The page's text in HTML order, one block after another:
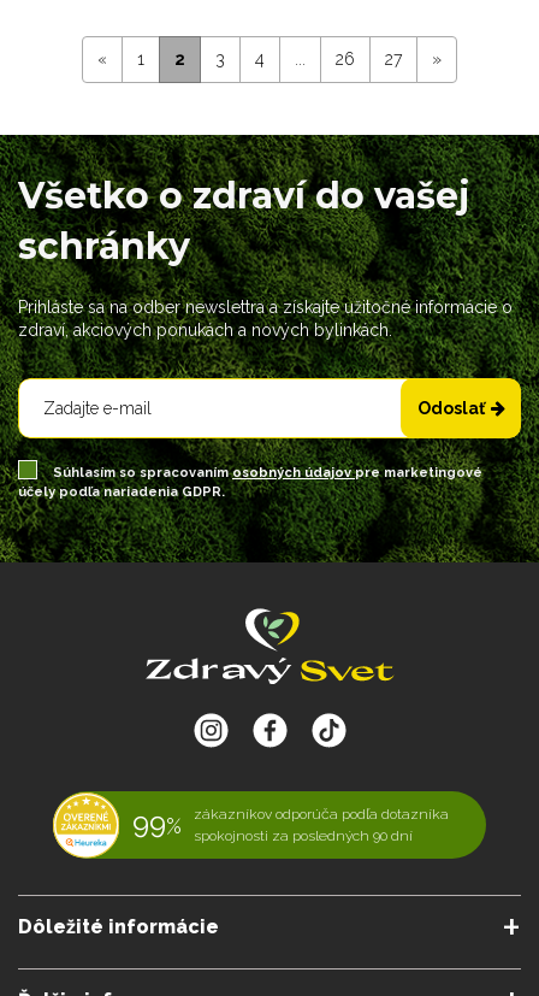
« 1 2 3 4 26 27 »
Všetko o zdraví do vašej
schránky
Prihláste sa na odber newslettra a získajte užitočné informácie o
zdraví, akciových ponukách a nových bylinkách.
Odoslať
Súhlasím so spracovanímosobných údajovpre marketingové
účely podľa nariadenia GDPR.
99%
zákazníkov odporúča podľa dotazníka
spokojnosti za posledných 90 dní
Dôležité informácie